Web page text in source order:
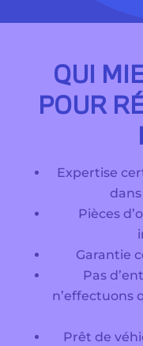
QUI
POUR
Expertise
dans
Pièces
Garantie
Pas
n’effectuons
Prêt de